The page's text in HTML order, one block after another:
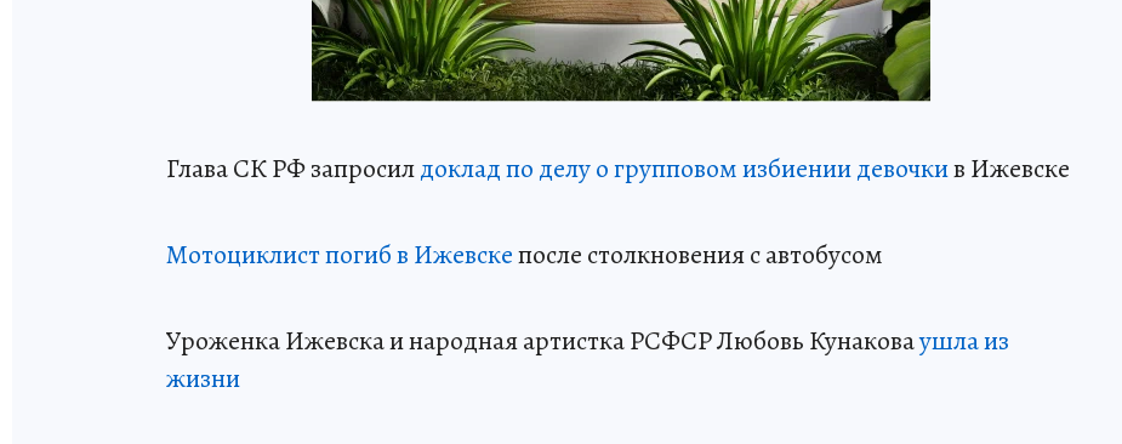
Глава СК РФ запросилдоклад по делу о групповом избиении девочкив Ижевске
Мотоциклист погиб в Ижевскепосле столкновения с автобусом
Уроженка Ижевска и народная артистка РСФСР Любовь Кунаковаушла из
жизни